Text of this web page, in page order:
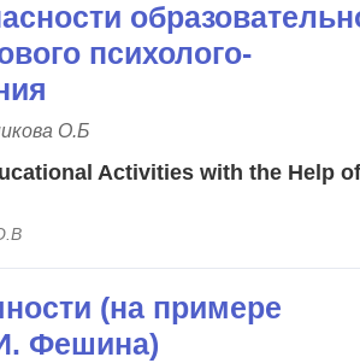
психолого-
О.Б
Activities with the Help
(на примере
Фешина)